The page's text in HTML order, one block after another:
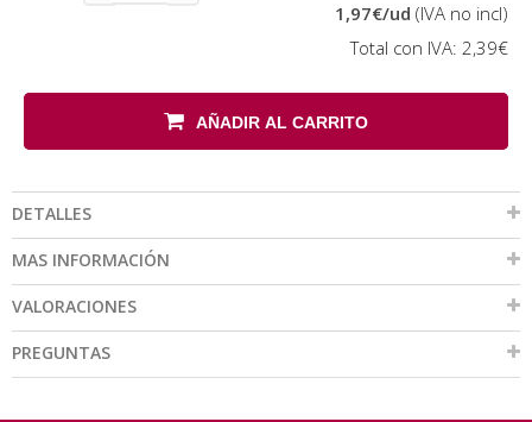
1,97€/ud (IVA no incl)
Total con IVA: 2,39€
AÑADIR AL CARRITO
DETALLES
MAS INFORMACIÓN
VALORACIONES
PREGUNTAS